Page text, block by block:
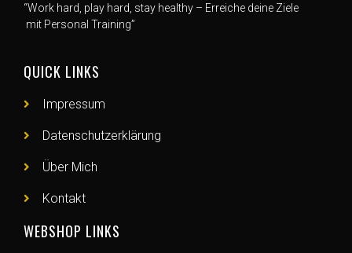
“Work hard, play hard, stay healthy – Erreiche deine Ziele
mit Personal Training”
QUICK LINKS
Impressum
Datenschutzerklärung
Über Mich
Kontakt
WEBSHOP LINKS